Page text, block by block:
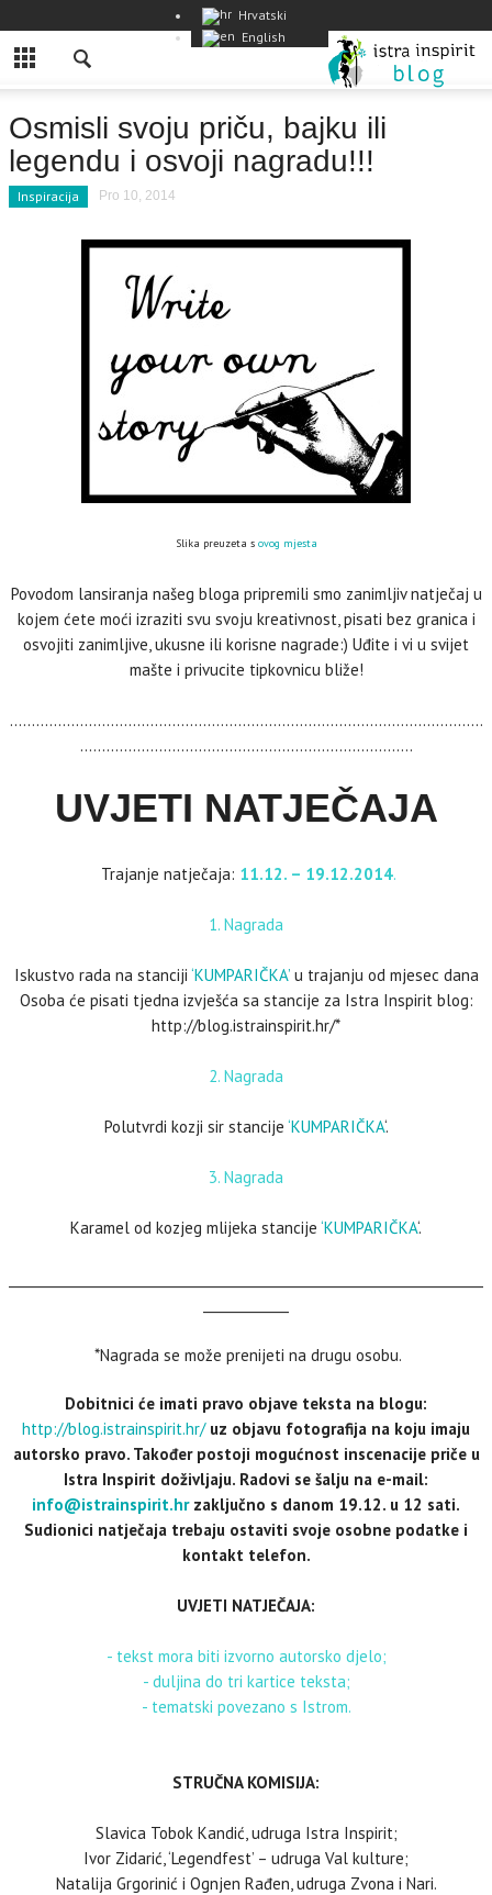
Hrvatski
English
Osmisli svoju priču, bajku ili
legendu i osvoji nagradu!!!
Inspiracija Pro 10, 2014
Slika preuzeta s ovog mjesta
Povodom lansiranja našeg bloga pripremili smo zanimljiv natječaj u
kojem ćete moći izraziti svu svoju kreativnost, pisati bez granica i
osvojiti zanimljive, ukusne ili korisne nagrade:) Uđite i vi u svijet
mašte i privucite tipkovnicu bliže!
………………………………………………………………………………………………
………………………………………………………………….
UVJETI NATJEČAJA
Trajanje natječaja: 11.12. – 19.12.2014.
1. Nagrada
Iskustvo rada na stanciji ‘KUMPARIČKA’u trajanju od mjesec dana
Osoba će pisati tjedna izvješća sa stancije za Istra Inspirit blog:
http://blog.istrainspirit.hr/*
2. Nagrada
Polutvrdi kozji sir stancije ‘KUMPARIČKA‘.
3. Nagrada
Karamel od kozjeg mlijeka stancije ‘KUMPARIČKA‘.
*Nagrada se može prenijeti na drugu osobu.
Dobitnici će imati pravo objave teksta na blogu:
http://blog.istrainspirit.hr/uz objavu fotografija na koju imaju
autorsko pravo. Također postoji mogućnost inscenacije priče u
Istra Inspirit doživljaju. Radovi se šalju na e-mail:
info@istrainspirit.hrzaključno s danom 19.12. u 12 sati.
Sudionici natječaja trebaju ostaviti svoje osobne podatke i
kontakt telefon.
UVJETI NATJEČAJA:
- tekst mora biti izvorno autorsko djelo;
- duljina do tri kartice teksta;
- tematski povezano s Istrom.
STRUČNA KOMISIJA:
Slavica Tobok Kandić, udruga Istra Inspirit;
Ivor Zidarić, ‘Legendfest’ – udruga Val kulture;
Natalija Grgorinić i Ognjen Rađen, udruga Zvona i Nari.